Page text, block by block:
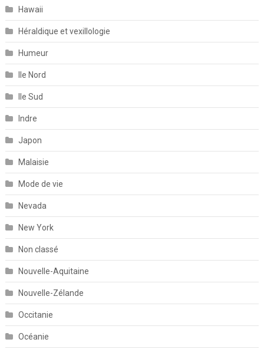
Hawaii
Héraldique et vexillologie
Humeur
Ile Nord
Ile Sud
Indre
Japon
Malaisie
Mode de vie
Nevada
New York
Non classé
Nouvelle-Aquitaine
Nouvelle-Zélande
Occitanie
Océanie